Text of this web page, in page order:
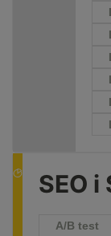
SEO i
A/B test